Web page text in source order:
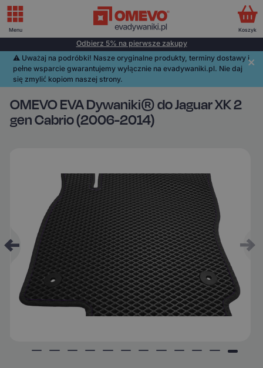
Odbierz 5% na pierwsze zakupy
⚠️️ Uważaj na podróbki! Nasze oryginalne produkty, terminy dostawy i
pełne wsparcie gwarantujemy wyłącznie na evadywaniki.pl. Nie daj
się zmylić kopiom naszej strony.
OMEVO EVA Dywaniki® do Jaguar XK 2
gen Cabrio (2006-2014)
Menu Koszyk